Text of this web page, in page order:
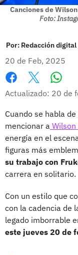
Canciones de
Foto:
Por: Redacción digital
20 de Feb, 2025
Facebook
X
Actualizado: 20 de
Cuando se habla
mencionar a Wilson
energía en el
figuras más
su trabajo con
carrera en solitario.
Con un estilo que
con la cadencia de
legado imborrable
este jueves 20 de